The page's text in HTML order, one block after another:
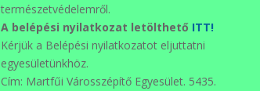
természetvédelemről.
A belépési nyilatkozat letölthető ITT!
Kérjük a Belépési nyilatkozatot eljuttatni
egyesületünkhöz.
Cím: Martfűi Városszépítő Egyesület. 5435.